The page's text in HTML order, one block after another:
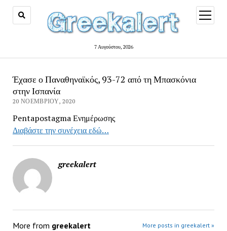
7 Αυγούστου, 2026
open
menu
Έχασε ο Παναθηναϊκός, 93-72 από τη Μπασκόνια
στην Ισπανία
20 ΝΟΕΜΒΡΊΟΥ, 2020
Pentapostagma Ενημέρωσης
Διαβάστε την συνέχεια εδώ…
greekalert
More from greekalert More posts in greekalert »